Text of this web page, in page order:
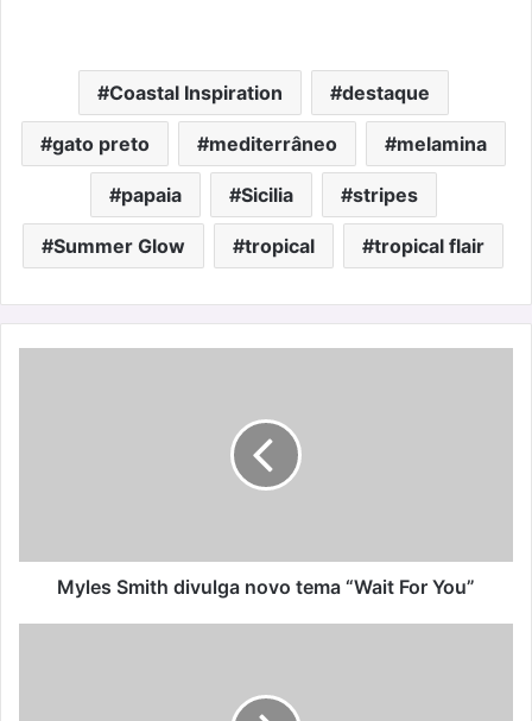
Coastal Inspiration destaque
gato preto mediterrâneo melamina
papaia Sicilia stripes
Summer Glow tropical tropical flair
Myles Smith divulga novo tema “Wait For You”